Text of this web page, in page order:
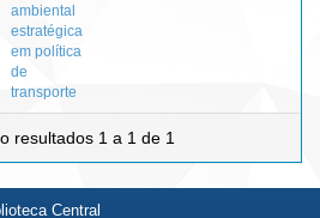
ambiental
estratégica
em política
de
transporte
resultados 1 a 1 de 1
Central